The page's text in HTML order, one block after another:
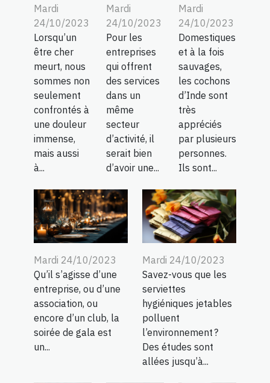
Mardi
24/10/2023
Lorsqu’un
être cher
meurt, nous
sommes non
seulement
confrontés à
une douleur
immense,
mais aussi
à...
Mardi
24/10/2023
Pour les
entreprises
qui offrent
des services
dans un
même
secteur
d’activité, il
serait bien
d’avoir une...
Mardi
24/10/2023
Domestiques
et à la fois
sauvages,
les cochons
d’Inde sont
très
appréciés
par plusieurs
personnes.
Ils sont...
Mardi 24/10/2023
Qu’il s’agisse d’une
entreprise, ou d’une
association, ou
encore d’un club, la
soirée de gala est
un...
Mardi 24/10/2023
Savez-vous que les
serviettes
hygiéniques jetables
polluent
l’environnement ?
Des études sont
allées jusqu’à...